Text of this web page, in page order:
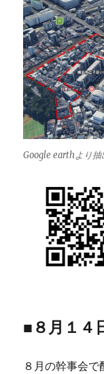
Google earthより抽
■８月１４
８月の幹事会で